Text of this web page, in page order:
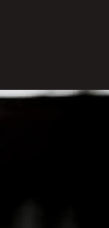
no dia 18
cursos da
saúde, cobrindo
na Saúde